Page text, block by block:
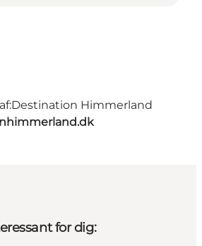
Destination Himmerland
for dig: